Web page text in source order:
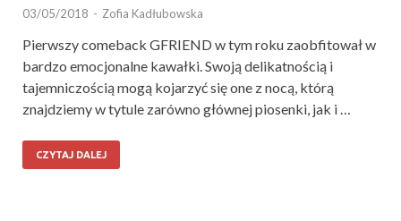
03/05/2018 - Zofia Kadłubowska
Pierwszy comeback GFRIEND w tym roku zaobfitował w
bardzo emocjonalne kawałki. Swoją delikatnością i
tajemniczością mogą kojarzyć się one z nocą, którą
znajdziemy w tytule zarówno głównej piosenki, jak i …
CZYTAJ DALEJ